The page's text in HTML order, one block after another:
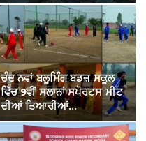
ਚੰਦ ਨਵਾਂ ਬਲੂਮਿੰਗ ਬਡਜ਼ ਸਕੂਲ
ਵਿੱਚ 9ਵੀਂ ਸਲਾਨਾਂ ਸਪੋਰਟਸ ਮੀਟ
ਦੀਆਂ ਤਿਆਰੀਆਂ…